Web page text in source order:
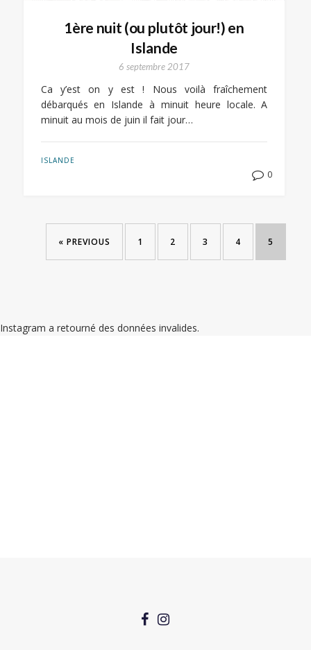
1ère nuit (ou plutôt jour!) en
Islande
6 septembre 2017
Ca y’est on y est ! Nous voilà fraîchement
débarqués en Islande à minuit heure locale. A
minuit au mois de juin il fait jour…
ISLANDE
0
« PREVIOUS 1 2 3 4 5
Instagram a retourné des données invalides.